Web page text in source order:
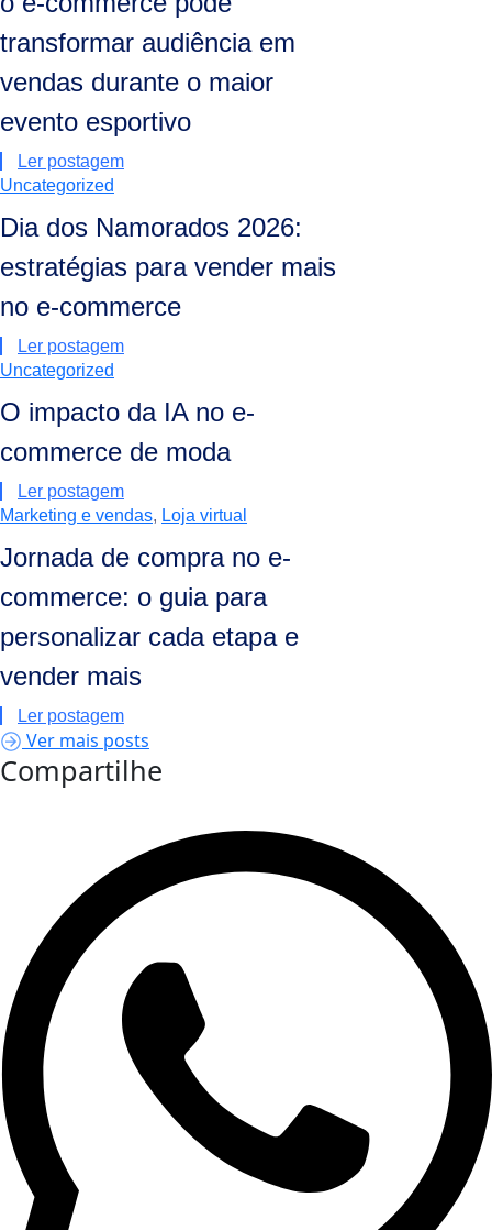
transformar audiência em
vendas durante o maior
evento esportivo
Ler postagem
Uncategorized
Dia dos Namorados 2026:
estratégias para vender mais
no e-commerce
Ler postagem
Uncategorized
O impacto da IA no e-
commerce de moda
Ler postagem
Marketing e vendas, Loja virtual
Jornada de compra no e-
commerce: o guia para
personalizar cada etapa e
vender mais
Ler postagem
Ver mais posts
Compartilhe